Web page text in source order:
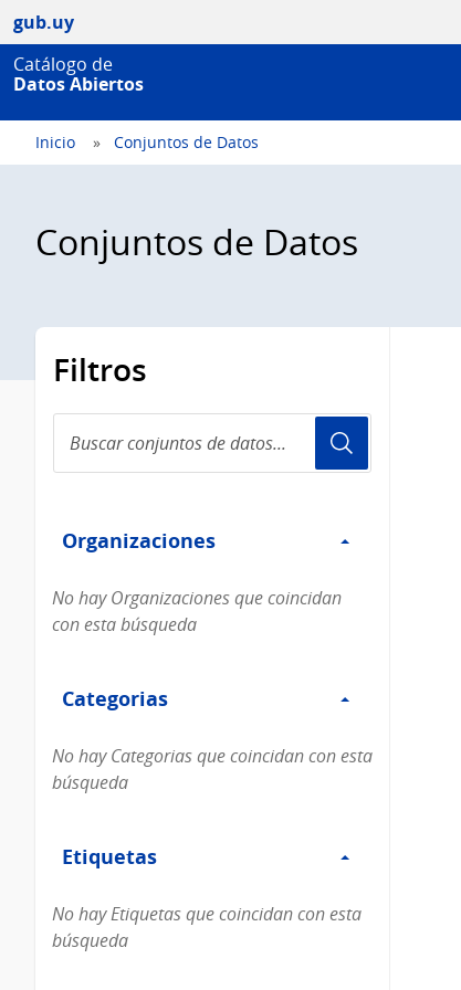
gub.uy
Catálogo de
Datos Abiertos
Inicio Conjuntos de Datos
Conjuntos de Datos
Filtros
conjuntos
de
Organizaciones
Organizaciones
No hay Organizaciones que coincidan
con esta búsqueda
Categorias
Categorias
No hay Categorias que coincidan con esta
búsqueda
Etiquetas
Etiquetas
No hay Etiquetas que coincidan con esta
búsqueda